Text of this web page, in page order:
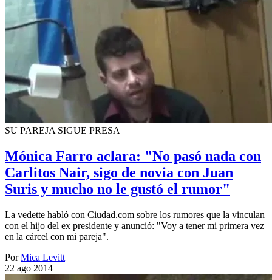
SU PAREJA SIGUE PRESA
Mónica Farro aclara: "No pasó nada con
Carlitos Nair, sigo de novia con Juan
Suris y mucho no le gustó el rumor"
La vedette habló con Ciudad.com sobre los rumores que la vinculan
con el hijo del ex presidente y anunció: "Voy a tener mi primera vez
en la cárcel con mi pareja".
PorMica Levitt
22 ago 2014